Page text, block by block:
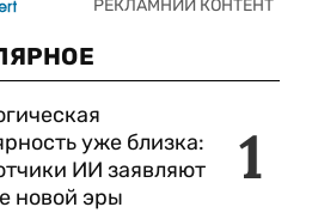
1
уже близка:
ИИ заявляют
новой эры